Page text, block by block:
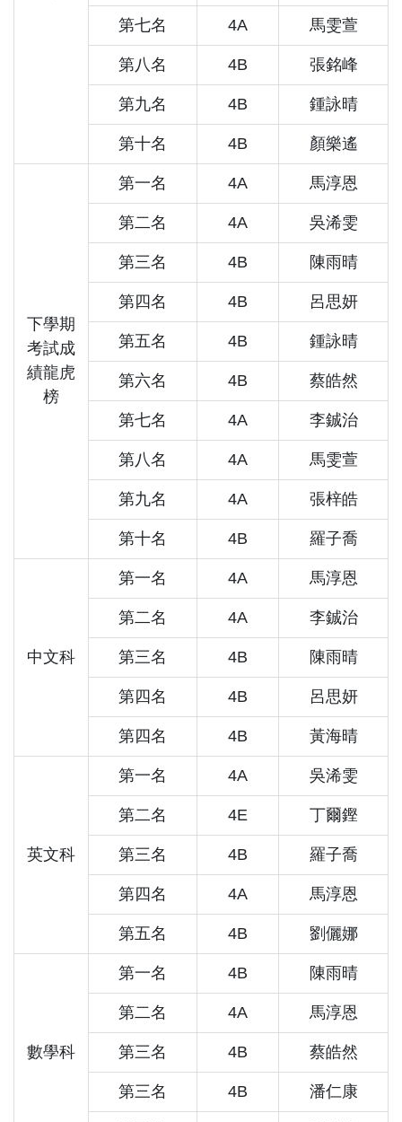
第七名 4A 馬雯萱
第八名 4B 張銘峰
第九名 4B 鍾詠晴
第十名 4B 顏樂遙
下學期
考試成
績龍虎
榜
第一名 4A 馬淳恩
第二名 4A 吳浠雯
第三名 4B 陳雨晴
第四名 4B 呂思妍
第五名 4B 鍾詠晴
第六名 4B 蔡皓然
第七名 4A 李鋮治
第八名 4A 馬雯萱
第九名 4A 張梓皓
第十名 4B 羅子喬
中文科
第一名 4A 馬淳恩
第二名 4A 李鋮治
第三名 4B 陳雨晴
第四名 4B 呂思妍
第四名 4B 黃海晴
英文科
第一名 4A 吳浠雯
第二名 4E 丁爾鏗
第三名 4B 羅子喬
第四名 4A 馬淳恩
第五名 4B 劉儷娜
數學科
第一名 4B 陳雨晴
第二名 4A 馬淳恩
第三名 4B 蔡皓然
第三名 4B 潘仁康